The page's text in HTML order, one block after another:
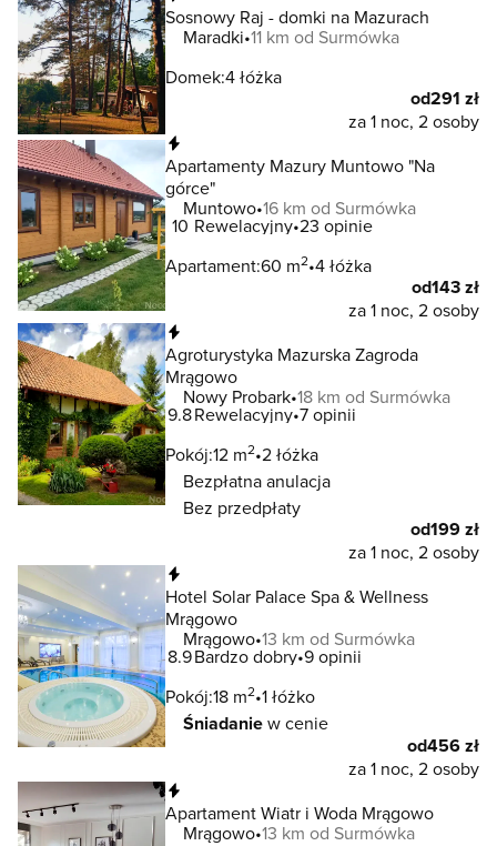
Sosnowy Raj - domki na Mazurach
Maradki 11 km od Surmówka
Domek:4 łóżka
od291 zł
za 1 noc, 2 osoby
Apartamenty Mazury Muntowo "Na
górce"
Muntowo 16 km od Surmówka
10 Rewelacyjny 23 opinie
Apartament:60 m2 4 łóżka
od143 zł
za 1 noc, 2 osoby
Agroturystyka Mazurska Zagroda
Mrągowo
Nowy Probark 18 km od Surmówka
9.8Rewelacyjny 7 opinii
Pokój:12 m2 2 łóżka
Bezpłatna anulacja
Bez przedpłaty
od199 zł
za 1 noc, 2 osoby
Hotel Solar Palace Spa & Wellness
Mrągowo
Mrągowo 13 km od Surmówka
8.9Bardzo dobry 9 opinii
Pokój:18 m2 1 łóżko
Śniadaniew cenie
od456 zł
za 1 noc, 2 osoby
Apartament Wiatr i Woda Mrągowo
Mrągowo 13 km od Surmówka